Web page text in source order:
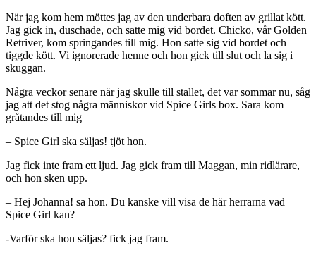
När jag kom hem möttes jag av den underbara doften av grillat kött.
Jag gick in, duschade, och satte mig vid bordet. Chicko, vår Golden
Retriver, kom springandes till mig. Hon satte sig vid bordet och
tiggde kött. Vi ignorerade henne och hon gick till slut och la sig i
skuggan.
Några veckor senare när jag skulle till stallet, det var sommar nu, såg
jag att det stog några människor vid Spice Girls box. Sara kom
gråtandes till mig
– Spice Girl ska säljas! tjöt hon.
Jag fick inte fram ett ljud. Jag gick fram till Maggan, min ridlärare,
och hon sken upp.
– Hej Johanna! sa hon. Du kanske vill visa de här herrarna vad
Spice Girl kan?
-Varför ska hon säljas? fick jag fram.